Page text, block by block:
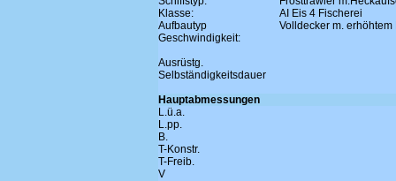
Klasse:
AI Eis 4 Fischerei
Aufbautyp
Volldecker m.
Geschwindigkeit:
Ausrüstg.
Selbständigkeitsdauer
Hauptabmessungen
L.ü.a.
L.pp.
B.
T-Konstr.
T-Freib.
V